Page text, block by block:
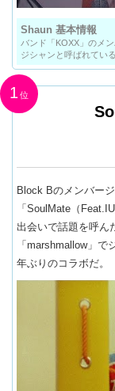
Shaun 基本情報
バンド「KOXX」のメ
ジシャンと呼ばれてい
1
Block Bのメンバー
「SoulMate（
出会いで話題を呼ん
「marshmallow」
年ぶりのコラボだ。